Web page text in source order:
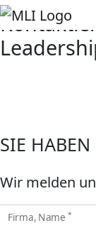
SIE HABEN
Wir melden
Firma, Name*